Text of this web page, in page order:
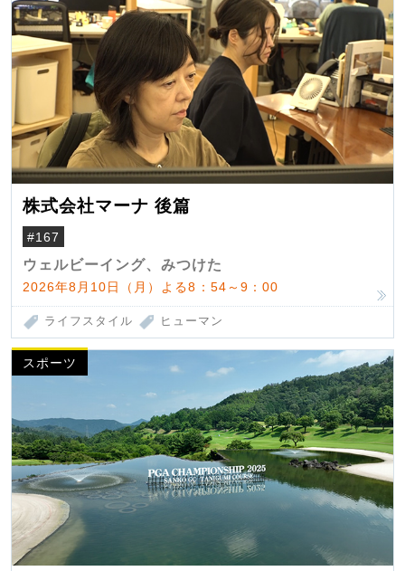
株式会社マーナ 後篇
#167
ウェルビーイング、みつけた
2026年8月10日（月）よる8：54～9：00
ライフスタイル ヒューマン
スポーツ